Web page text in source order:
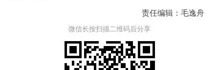
责任编辑：毛逸舟
微信长按扫描二维码后分享